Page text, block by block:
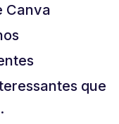
Canva
que